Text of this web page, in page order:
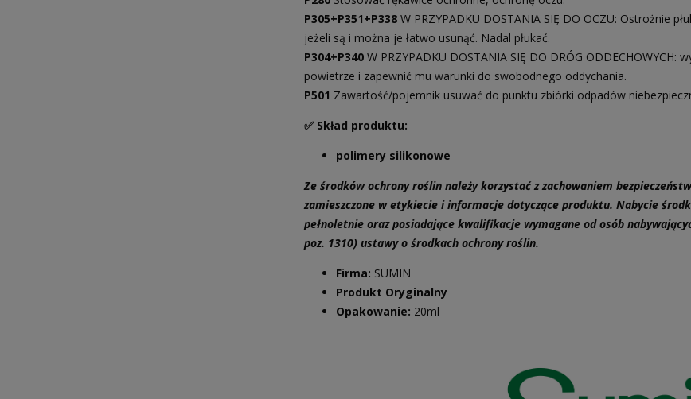
P305+P351+P338 W PRZYPADKU DOSTANIA SIĘ DO OCZU: Ostrożnie
jeżeli są i można je łatwo usunąć. Nadal płukać.
P304+P340 W PRZYPADKU DOSTANIA SIĘ DO DRÓG
powietrze i zapewnić mu warunki do swobodnego oddychania.
P501 Zawartość/pojemnik usuwać do punktu zbiórki odpadów
✅ Skład produktu:
polimery silikonowe
Ze środków ochrony roślin należy korzystać z zachowaniem
zamieszczone w etykiecie i informacje dotyczące produktu. Nabycie
pełnoletnie oraz posiadające kwalifikacje wymagane od osób
poz. 1310) ustawy o środkach ochrony roślin.
Firma: SUMIN
Produkt Oryginalny
Opakowanie: 20ml